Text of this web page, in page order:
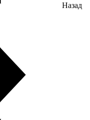
Назад